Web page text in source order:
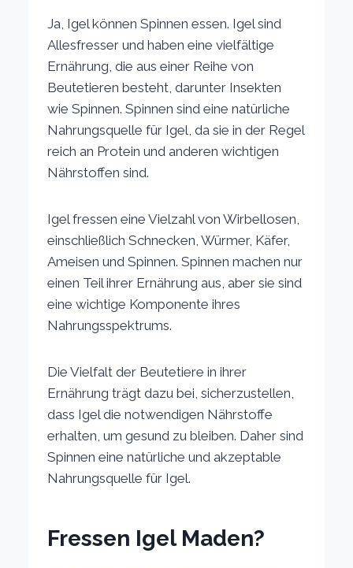
Ja, Igel können Spinnen essen. Igel sind
Allesfresser und haben eine vielfältige
Ernährung, die aus einer Reihe von
Beutetieren besteht, darunter Insekten
wie Spinnen. Spinnen sind eine natürliche
Nahrungsquelle für Igel, da sie in der Regel
reich an Protein und anderen wichtigen
Nährstoffen sind.
Igel fressen eine Vielzahl von Wirbellosen,
einschließlich Schnecken, Würmer, Käfer,
Ameisen und Spinnen. Spinnen machen nur
einen Teil ihrer Ernährung aus, aber sie sind
eine wichtige Komponente ihres
Nahrungsspektrums.
Die Vielfalt der Beutetiere in ihrer
Ernährung trägt dazu bei, sicherzustellen,
dass Igel die notwendigen Nährstoffe
erhalten, um gesund zu bleiben. Daher sind
Spinnen eine natürliche und akzeptable
Nahrungsquelle für Igel.
Fressen Igel Maden?